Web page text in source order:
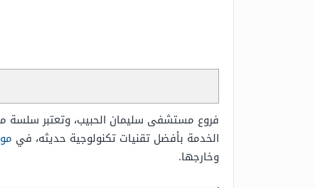
فروع مستشفى سليمان الحبيب، وتعتبر سلسة
الخدمة بأفضل تقنيات تكنولوجية حديثه، في
وخارجها.